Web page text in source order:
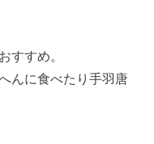
すすめ。
んに食べたり手羽唐